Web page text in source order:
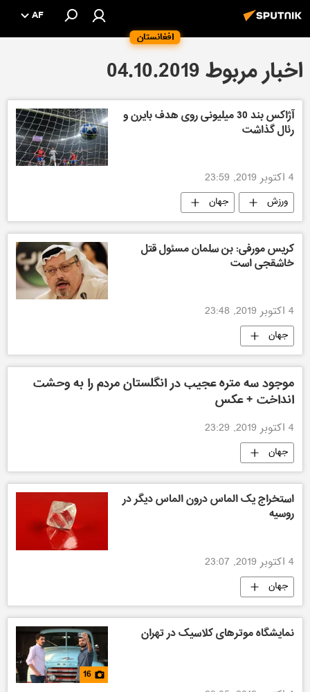
افغانستان
AF
اخبار مربوط 04.10.2019
آژاکس بند 30 میلیونی روی هدف بایرن و
رئال گذاشت
4 اکتوبر 2019, 23:59
ورزش جهان
کریس مورفی: بن سلمان مسئول قتل
خاشقجی است
4 اکتوبر 2019, 23:48
جهان
موجود سه متره عجیب در انگلستان مردم را به وحشت
انداخت + عکس
4 اکتوبر 2019, 23:29
جهان
استخراج یک الماس درون الماس دیگر در
روسیه
4 اکتوبر 2019, 23:07
جهان
نمایشگاه موترهای کلاسیک در تهران
16